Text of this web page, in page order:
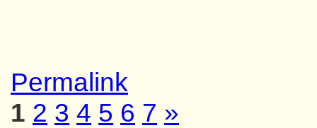
Permalink
1 2 3 4 5 6 7 »